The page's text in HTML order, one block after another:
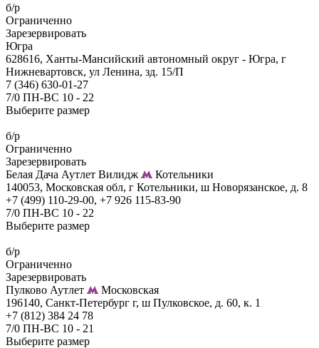
б/р
Ограниченно
Зарезервировать
Югра
628616, Ханты-Мансийский автономный округ - Югра, г
Нижневартовск, ул Ленина, зд. 15/П
7 (346) 630-01-27
7/0 ПН-ВС 10 - 22
Выберите размер
б/р
Ограниченно
Зарезервировать
Белая Дача Аутлет Вилидж
Котельники
140053, Московская обл, г Котельники, ш Новорязанское, д. 8
+7 (499) 110-29-00, +7 926 115-83-90
7/0 ПН-ВС 10 - 22
Выберите размер
б/р
Ограниченно
Зарезервировать
Пулково Аутлет
Московская
196140, Санкт-Петербург г, ш Пулковское, д. 60, к. 1
+7 (812) 384 24 78
7/0 ПН-ВС 10 - 21
Выберите размер